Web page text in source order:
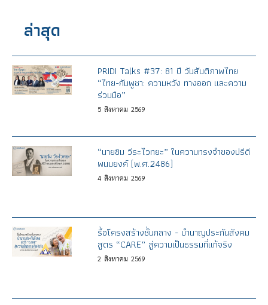
ล่าสุด
PRIDI Talks #37: 81 ปี วันสันติภาพไทย
“ไทย-กัมพูชา: ความหวัง ทางออก และความ
ร่วมมือ”
5 สิงหาคม 2569
“นายซิม วีระไวทยะ” ในความทรงจำของปรีดี
พนมยงค์ (พ.ศ.2486)
4 สิงหาคม 2569
รื้อโครงสร้างชั้นกลาง - บำนาญประกันสังคม
สูตร “CARE” สู่ความเป็นธรรมที่แท้จริง
2 สิงหาคม 2569